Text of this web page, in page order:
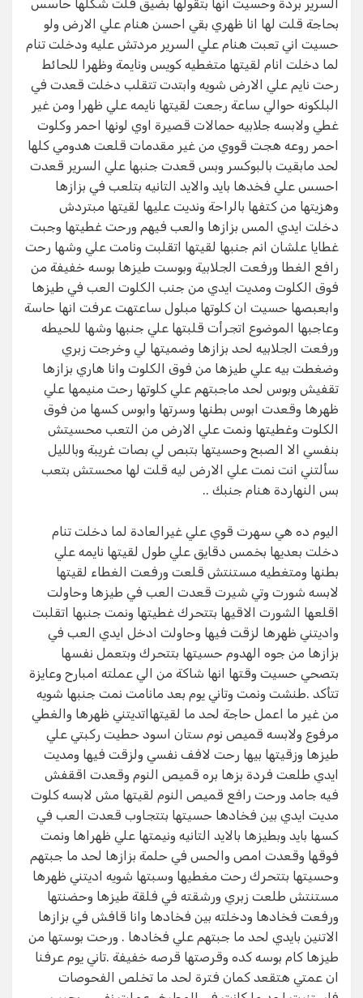
السرير بردة وحسيت انها بتقولها بضيق قلت شكلها حاسس
بحاجة قلت لها انا ظهري بقي احسن هنام علي الارض ولو
حسيت اني تعبت هنام علي السرير مردتش عليه ودخلت تنام
لما دخلت انام لقيتها متغطيه كويس ونايمة وظهرا للحائط
رحت نايم علي الارض شويه وابتدت تتقلب دخلت قعدت في
البلكونه حوالي ساعة رجعت لقيتها نايمه علي ظهرا ومن غير
غطي ولابسه جلابيه حمالات قصيرة اوي لونها احمر وكلوت
احمر روعه هجت قووي من غير مقدمات قلعت هدومي كلها
لحد مابقيت بالبوكسر وبس قعدت جنبها علي السرير قعدت
احسس علي فخدها بايد والايد التانيه بتلعب في بزازها
وهزيتها من كتفها بالراحة ونديت عليها لقيتها مبتردش
دخلت ايدي المس بزازها والعب فيهم ورحت غطيتها وجبت
غطايا علشان انم جنبها لقيتها اتقلبت ونامت علي وشها رحت
رافع الغطا ورفعت الجلابية وبوست طيزها بوسه خفيفة من
فوق الكلوت ومديت ايدي من جنب الكلوت العب في طيزها
وابعبصها حسيت ان كلوتها مبلول ساعتهت عرفت انها حاسة
وعاجبها الموضوع اتجرأت قلبتها علي جنبها وشها للحيطه
ورفعت الجلابيه لحد بزازها وضميتها لي وخرجت زبري
وضغطت بيه علي طيزها من فوق الكلوت وانا هاري بزازها
تقفيش وبوس لحد ماجبتهم علي كلوتها رحت منيمها علي
ظهرها وقعدت ابوس بطنها وسرتها وابوس كسها من فوق
الكلوت وغطيتها ونمت علي الارض من التعب محسيتش
بنفسي الا الصبح وحسيتها بتبص لي بصات غريبة وبالليل
سألتني انت نمت علي الارض ليه قلت لها محستش بتعب
بس النهاردة هنام جنبك ..
اليوم ده هي سهرت قوي علي غيرالعادة لما دخلت تنام
دخلت بعديها بخمس دقايق علي طول لقيتها نايمه علي
بطنها ومتغطيه مستنتش قلعت ورفعت الغطاء لقيتها
لابسه شورت وتي شيرت قعدت العب في طيزها وحاولت
اقلعها الشورت الاقيها بتتحرك غطيتها ونمت جنبها اتقلبت
واديتني ظهرها لزقت فيها وحاولت ادخل ايدي العب في
بزازها من جوه الهدوم حسيتها بتتحرك وبتعمل نفسها
بتصحي حسيت وقتها انها شاكة من الي عملته امبارح وعايزة
تتأكد .طنشت ونمت وتاني يوم بعد مانامت نمت جنبها شويه
من غير ما اعمل حاجة لحد ما لقيتهااتديتني ظهرها والغطي
مرفوع ولابسه قميص نوم ستان اسود حطيت ركبتي علي
طيزها وزقيتها بيها رحت لافف نفسي ولزقت فيها ومديت
ايدي طلعت فردة بزها بره قميص النوم وقعدت اققفش
فيه جامد ورحت رافع قميص النوم لقيتها مش لابسه كلوت
مديت ايدي بين فخادها حسيتها بتتجاوب قعدت العب في
كسها بايد وبطيزها بالايد التانيه ونيمتها علي ظهراها ونمت
فوقها وقعدت امص والحس في حلمة بزازها لحد ما جبتهم
وحسيتها بتتحرك رحت مغطيها وسبتها شويه اديتني ظهرها
مستنتش طلعت زبري ورشقته في فلقة طيزها وحضنتها
ورفعت فخادها ودخلته بين فخادها وانا قافش في بزازها
الاتنين بايدي لحد ما جبتهم علي فخادها . ورحت بوستها من
طيزها كام بوسه كده وقرصتها قرصه خفيفة .تاني يوم عرفنا
ان عمتي هتقعد كمان فترة لحد ما تخلص الفحوصات